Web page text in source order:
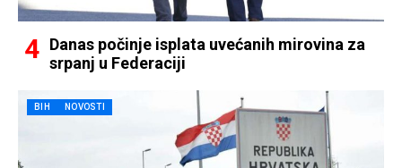
Danas počinje isplata uvećanih mirovina za
srpanj u Federaciji
BIH NOVOSTI